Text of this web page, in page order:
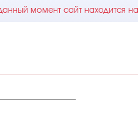
момент сайт находится